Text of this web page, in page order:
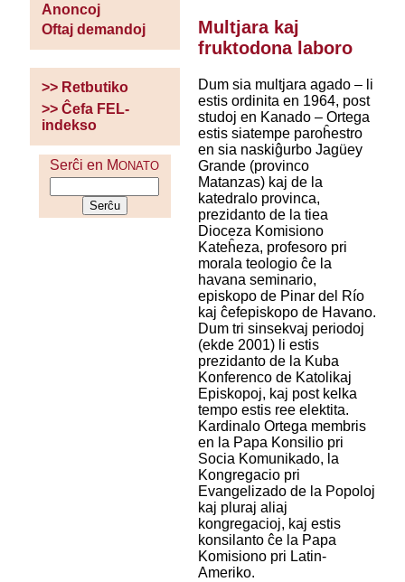
Anoncoj
Oftaj demandoj
>> Retbutiko
>> Ĉefa FEL-
indekso
Serĉi en MONATO
Multjara kaj
fruktodona laboro
Dum sia multjara agado – li
estis ordinita en 1964, post
studoj en Kanado – Ortega
estis siatempe paroĥestro
en sia naskiĝurbo Jagüey
Grande (provinco
Matanzas) kaj de la
katedralo provinca,
prezidanto de la tiea
Dioceza Komisiono
Kateĥeza, profesoro pri
morala teologio ĉe la
havana seminario,
episkopo de Pinar del Río
kaj ĉefepiskopo de Havano.
Dum tri sinsekvaj periodoj
(ekde 2001) li estis
prezidanto de la Kuba
Konferenco de Katolikaj
Episkopoj, kaj post kelka
tempo estis ree elektita.
Kardinalo Ortega membris
en la Papa Konsilio pri
Socia Komunikado, la
Kongregacio pri
Evangelizado de la Popoloj
kaj pluraj aliaj
kongregacioj, kaj estis
konsilanto ĉe la Papa
Komisiono pri Latin-
Ameriko.